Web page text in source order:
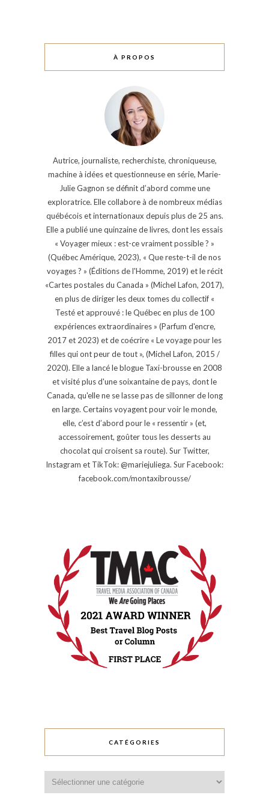
À PROPOS
Autrice, journaliste, recherchiste, chroniqueuse,
machine à idées et questionneuse en série, Marie-
Julie Gagnon se définit d’abord comme une
exploratrice. Elle collabore à de nombreux médias
québécois et internationaux depuis plus de 25 ans.
Elle a publié une quinzaine de livres, dont les essais
« Voyager mieux : est-ce vraiment possible ? »
(Québec Amérique, 2023), « Que reste-t-il de nos
voyages ? » (Éditions de l'Homme, 2019) et le récit
«Cartes postales du Canada » (Michel Lafon, 2017),
en plus de diriger les deux tomes du collectif «
Testé et approuvé : le Québec en plus de 100
expériences extraordinaires » (Parfum d'encre,
2017 et 2023) et de coécrire « Le voyage pour les
filles qui ont peur de tout », (Michel Lafon, 2015 /
2020). Elle a lancé le blogue Taxi-brousse en 2008
et visité plus d'une soixantaine de pays, dont le
Canada, qu'elle ne se lasse pas de sillonner de long
en large. Certains voyagent pour voir le monde,
elle, c’est d’abord pour le « ressentir » (et,
accessoirement, goûter tous les desserts au
chocolat qui croisent sa route). Sur Twitter,
Instagram et TikTok: @mariejuliega. Sur Facebook:
facebook.com/montaxibrousse/
CATÉGORIES